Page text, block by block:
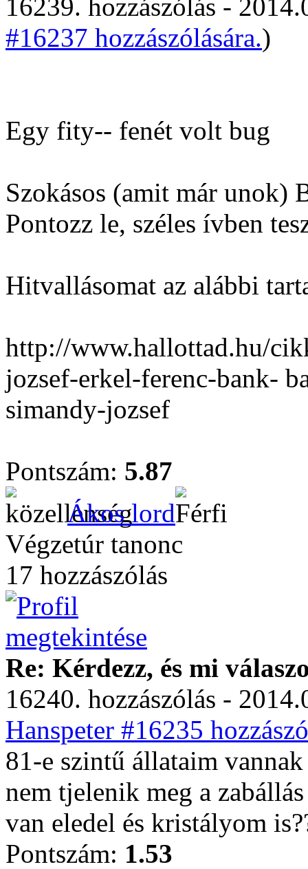
16239. hozzászólás -
#16237 hozzászólására.)
Egy fity-- fenét volt bug
Szokásos (amit már unok)
Pontozz le, széles ívben
Hitvallásomat az alábbi
http://www.hallottad.hu/
jozsef-erkel-ferenc-bank-
simandy-jozsef
Pontszám: 5.87
Ákos lord
Végzetúr tanonc
17 hozzászólás
Re: Kérdezz, és mi
16240. hozzászólás -
Hanspeter #16235
81-e szintű állataim
nem tjelenik meg a
van eledel és kristályom
Pontszám: 1.53